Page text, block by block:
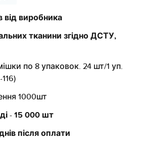
від виробника
тканини згідно ДСТУ,
по 8 упаковок. 24 шт/1 уп.
1000шт
-15 000 шт
після оплати